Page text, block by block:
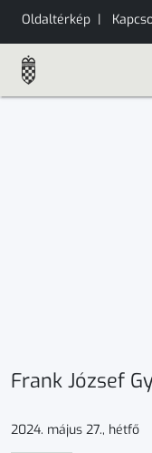
Oldaltérkép |
Frank József
2024. május 27., hétfő